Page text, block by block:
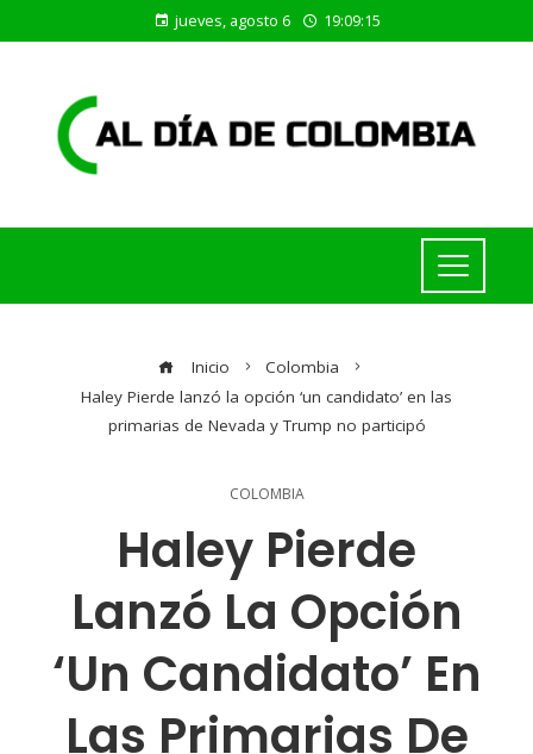
jueves, agosto 6 19:09:16
Inicio
Colombia
Haley Pierde lanzó la opción ‘un candidato’ en las
primarias de Nevada y Trump no participó
COLOMBIA
Haley Pierde
Lanzó La Opción
‘un Candidato’ En
Las Primarias De